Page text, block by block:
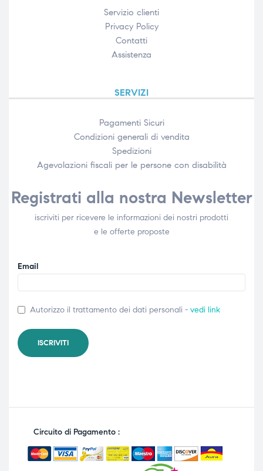
Servizio clienti
Privacy Policy
Contatti
Assistenza
SERVIZI
Pagamenti Sicuri
Condizioni generali di vendita
Spedizioni
Agevolazioni fiscali per le persone con disabilità​
Registrati alla nostra Newsletter
iscriviti per ricevere le informazioni dei nostri prodotti
e le offerte proposte
Email
Autorizzo il trattamento dei dati personali - vedi link
Circuito di Pagamento :